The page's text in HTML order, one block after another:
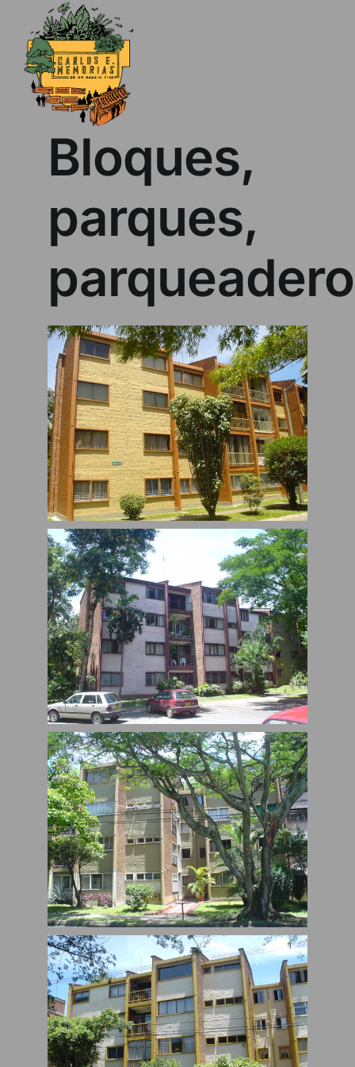
content
Bloques,
parques,